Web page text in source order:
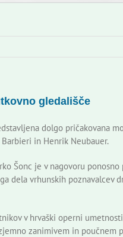
gledališče
dolgo pričakovana
in Henrik Neubauer.
Šonc je v nagovoru
dela vrhunskih poznavalcev
v hrvaški operni
zanimivem in poučnem